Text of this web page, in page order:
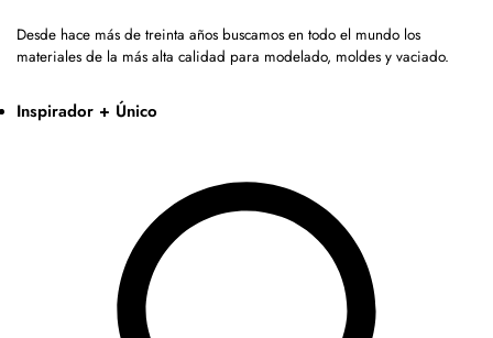
Desde hace más de treinta años buscamos en todo el mundo los
materiales de la más alta calidad para modelado, moldes y vaciado.
Inspirador + Único